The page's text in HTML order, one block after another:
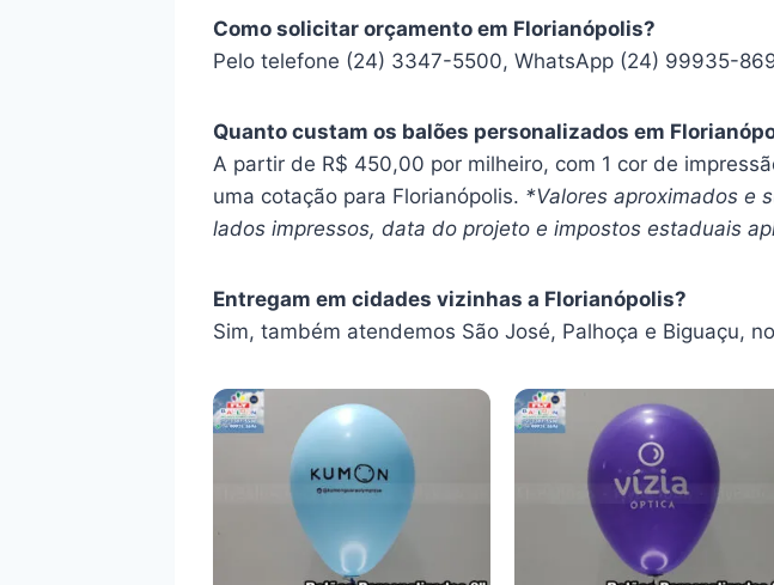
Como solicitar orçamento em Florianópolis?
Pelo telefone (24) 3347-5500, WhatsApp (24) 99935-
Quanto custam os balões personalizados em
A partir de R$ 450,00 por milheiro, com 1 cor de
uma cotação para Florianópolis. *Valores aproximados e
lados impressos, data do projeto e impostos estaduais
Entregam em cidades vizinhas a Florianópolis?
Sim, também atendemos São José, Palhoça e Biguaçu,